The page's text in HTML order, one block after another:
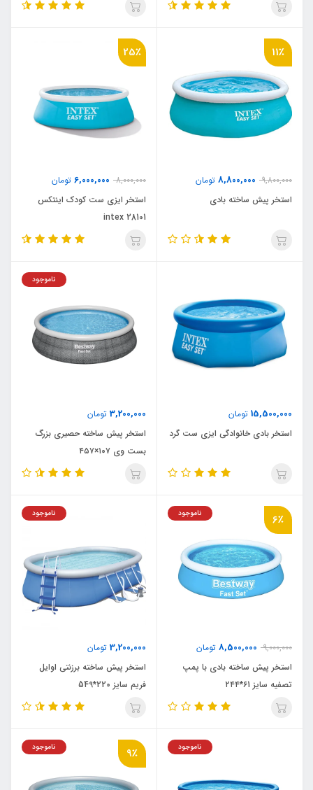
11٪
9,800,000
8,800,000 تومان
استخر پیش ساخته بادی
25٪
8,000,000
6,000,000 تومان
استخر ایزی ست کودک اینتکس
intex 28101
15,500,000 تومان
استخر بادی خانوادگی ایزی ست گرد
3,200,000 تومان
ناموجود
استخر پیش ساخته حصیری بزرگ
بست وی ۱۰۷×۴۵۷
6٪
9,000,000
8,500,000 تومان
ناموجود
استخر پیش ساخته بادی با پمپ
تصفیه سایز ۶1*۲۴۴
3,200,000 تومان
ناموجود
استخر پیش ساخته برزنتی اوایل
فریم سایز 220*549
ناموجود 9٪ ناموجود